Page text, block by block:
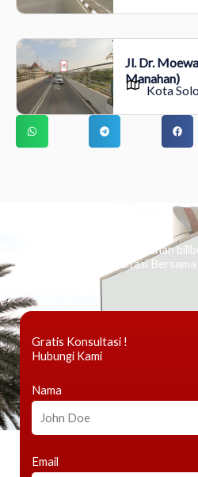
Jl. Dr.
Manahan)
Kota
Ingin tahu tentang periklanan
Kami Berikan Konsultasi
Gratis Konsultasi !
Hubungi Kami
Nama
Email